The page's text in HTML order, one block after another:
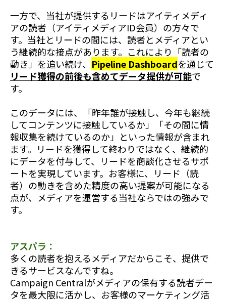
一方で、当社が提供するリードはアイティメディ
アの読者（アイティメディアID会員）の方々で
す。当社とリードの間には、読者とメディアとい
う継続的な接点があります。これにより「読者の
動き」を追い続け、 Pipeline Dashboardを通じて
リード獲得の前後も含めてデータ提供が可能で
す。
このデータには、「昨年誰が接触し、今年も継続
してコンテンツに接触しているか」「その間に情
報収集を続けているのか」といった情報が含まれ
ます。リードを獲得して終わりではなく、継続的
にデータを付与して、リードを商談化させるサポ
ートを実現しています。お客様に、リード（読
者）の動きを含めた精度の高い提案が可能になる
点が、メディアを運営する当社ならではの強みで
す。
アスパラ：
多くの読者を抱えるメディアだからこそ、提供で
きるサービスなんですね。
Campaign Centralがメディアの保有する読者デー
タを最大限に活かし、お客様のマーケティング活